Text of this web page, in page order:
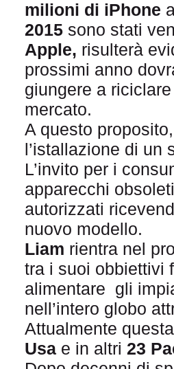
milioni di iPhone
2015 sono stati
Apple, risulterà
prossimi anno
giungere a
mercato.
A questo
l’istallazione di un
L’invito per i
apparecchi
autorizzati
nuovo modello.
Liam rientra nel
tra i suoi obbiettivi
alimentare gli
nell’intero globo
Attualmente
Usa e in altri 23